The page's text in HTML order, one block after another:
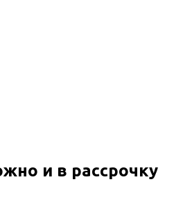
и в рассрочку